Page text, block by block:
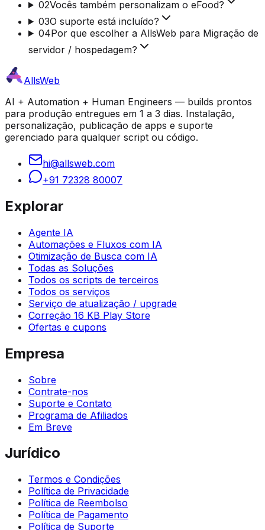
02Vocês também personalizam o eFood?
03O suporte está incluído?
04Por que escolher a AllsWeb para Migração de
servidor / hospedagem?
AllsWeb
AI + Automation + Human Engineers — builds prontos
para produção entregues em 1 a 3 dias. Instalação,
personalização, publicação de apps e suporte
gerenciado para qualquer script ou código.
hi@allsweb.com
+91 72328 80007
Explorar
Agente IA
Automações e Fluxos com IA
Otimização de Busca com IA
Todas as Soluções
Todos os scripts de terceiros
Todos os serviços
Serviço de atualização / upgrade
Correção 16 KB Play Store
Ofertas e cupons
Empresa
Sobre
Contrate-nos
Suporte e Contato
Programa de Afiliados
Em Breve
Jurídico
Termos e Condições
Política de Privacidade
Política de Reembolso
Política de Pagamento
Política de Suporte